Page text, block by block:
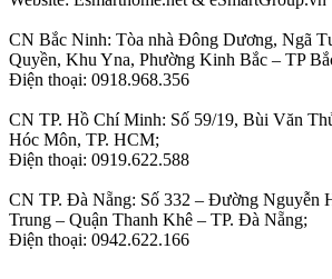
CN Bắc Ninh: Tòa nhà Đông Dương, Ngã
Quyền, Khu Yna, Phường Kinh Bắc – TP
Điện thoại: 0918.968.356
CN TP. Hồ Chí Minh: Số 59/19, Bùi Văn
Hóc Môn, TP. HCM;
Điện thoại: 0919.622.588
CN TP. Đà Nẵng: Số 332 – Đường Nguyễn
Trung – Quận Thanh Khê – TP. Đà Nẵng;
Điện thoại: 0942.622.166